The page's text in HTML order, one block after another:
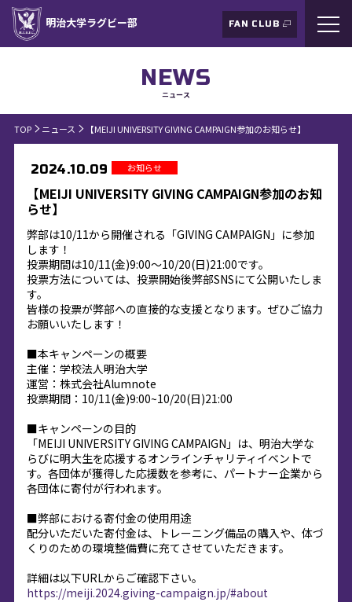
明治大学ラグビー部 FAN CLUB
NEWS
ニュース
TOP ニュース 【MEIJI UNIVERSITY GIVING CAMPAIGN参加のお知らせ】
2024.10.09 お知らせ
【MEIJI UNIVERSITY GIVING CAMPAIGN参加のお知
らせ】
弊部は10/11から開催される「GIVING CAMPAIGN」に参加
します！
投票期間は10/11(金)9:00～10/20(日)21:00です。
投票方法については、投票開始後弊部SNSにて公開いたしま
す。
皆様の投票が弊部への直接的な支援となります。ぜひご協力
お願いいたします！
■本キャンペーンの概要
主催：学校法人明治大学
運営：株式会社Alumnote
投票期間：10/11(金)9:00~10/20(日)21:00
■キャンペーンの目的
「MEIJI UNIVERSITY GIVING CAMPAIGN」は、明治大学な
らびに明大生を応援するオンラインチャリティイベントで
す。各団体が獲得した応援数を参考に、パートナー企業から
各団体に寄付が行われます。
■弊部における寄付金の使用用途
配分いただいた寄付金は、トレーニング備品の購入や、体づ
くりのための環境整備費に充てさせていただきます。
詳細は以下URLからご確認下さい。
https://meiji.2024.giving-campaign.jp/#about